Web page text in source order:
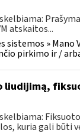
atskaitos...
sistemos » Mano
pirkimo ir /
kuria gali būti